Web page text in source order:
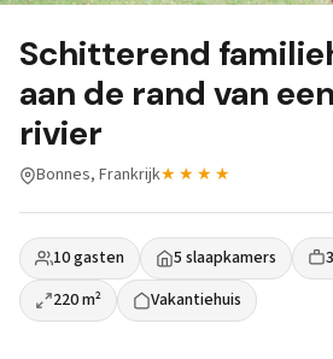
Schitterend
aan de rand van een
rivier
Bonnes, Frankrijk★★★★
10 gasten 5 slaapkamers
220 m²
Vakantiehuis